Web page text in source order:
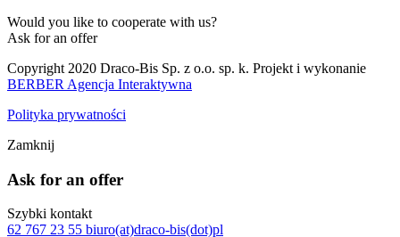
Would you like to cooperate with us?
Ask for an offer
Copyright 2020 Draco-Bis Sp. z o.o. sp. k. Projekt i wykonanie
BERBER Agencja Interaktywna
Polityka prywatności
Zamknij
Ask for an offer
Szybki kontakt
62 767 23 55 biuro(at)draco-bis(dot)pl